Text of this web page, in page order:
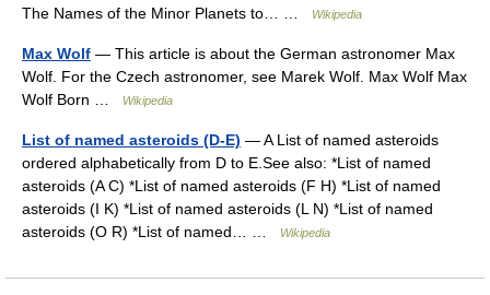
The Names of the Minor Planets to… …
Wikipedia
Max Wolf — This article is about the German astronomer Max
Wolf. For the Czech astronomer, see Marek Wolf. Max Wolf Max
Wolf Born …
Wikipedia
List of named asteroids (D-E) — A List of named asteroids
ordered alphabetically from D to E.See also: *List of named
asteroids (A C) *List of named asteroids (F H) *List of named
asteroids (I K) *List of named asteroids (L N) *List of named
asteroids (O R) *List of named… …
Wikipedia